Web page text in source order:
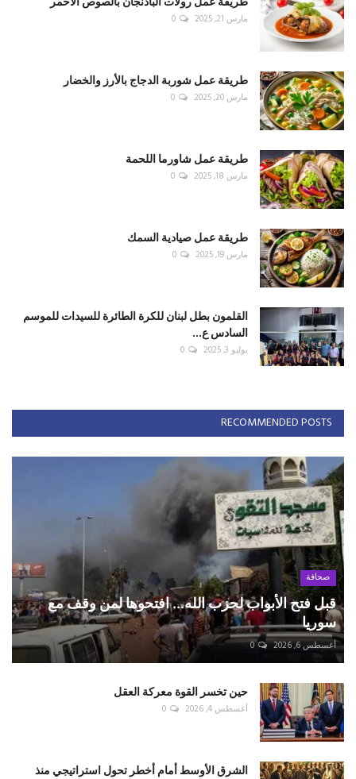
مارس 21, 2025 0
طريقة عمل شوربة الدجاج بالأرز والخضار
مارس 20, 2025 0
طريقة عمل شاورما اللحمة
مارس 18, 2025 0
طريقة عمل صيادية السمك
مارس 19, 2025 0
القلمون بطل لبنان للكرة الطائرة للسيدات للموسم
السادس ع...
يوليو 3, 2025 0
RECOMMENDED POSTS
صحافة
قبل فتح الأبواب لحزب الله... افتحوها لمن وقف مع
سوريا
أغسطس 6, 2026 0
حين تخسر القوة معركة العقل
أغسطس 4, 2026 0
الشرق الأوسط أمام أخطر تحول استراتيجي منذ